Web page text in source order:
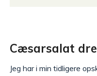
Cæsarsalat
Jeg har i min tidligere